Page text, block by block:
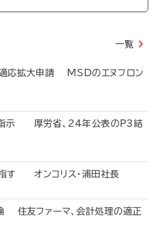
一覧
応拡大申請 MSDのエヌフロン
指示 厚労省、24年公表のP3結
す オンコリス・浦田社長
住友ファーマ、会計処理の適正